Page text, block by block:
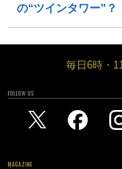
の“ツインタワー”？
毎日6時・
FOLLOW US
MAGAZINE